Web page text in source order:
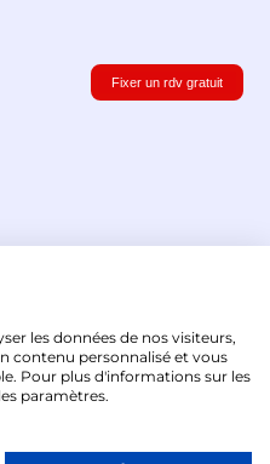
Fixer un rdv gratuit
- Formités
les données de nos visiteurs,
contenu personnalisé et vous
Pour plus d'informations sur les
paramètres.